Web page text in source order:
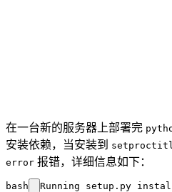
在一台新的服务器上部署完
安装依赖，当安装到
error 报错，详细信息如下：
bash
Running setup.py